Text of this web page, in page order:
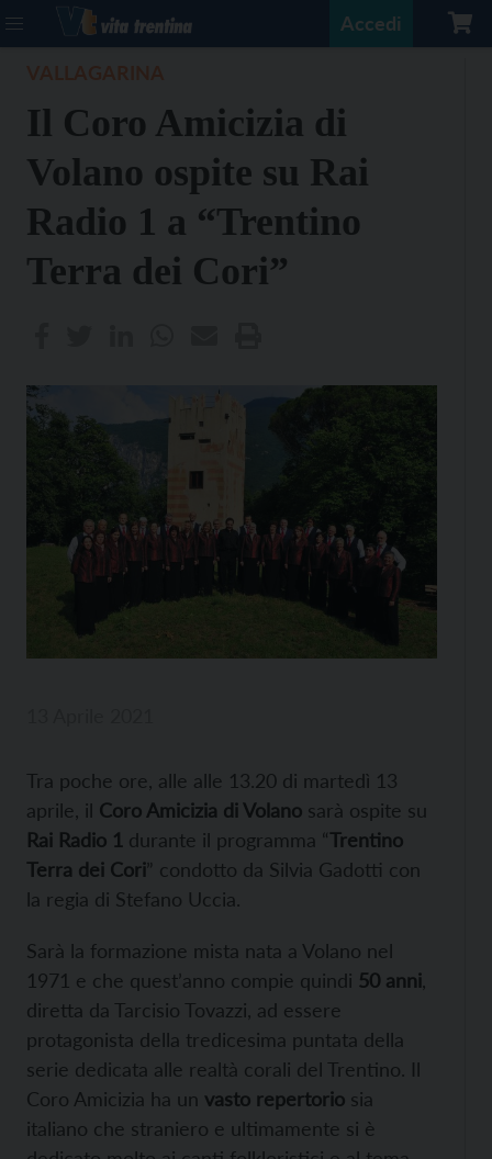
Accedi
Il Coro Amicizia di
Volano ospite su Rai
Radio 1 a “Trentino
Terra dei Cori”
Tra poche ore, alle alle 13.20 di martedì 13
aprile, il Coro Amicizia di Volano sarà ospite su
Rai Radio 1 durante il programma “Trentino
Terra dei Cori” condotto da Silvia Gadotti con
la regia di Stefano Uccia.
Sarà la formazione mista nata a Volano nel
1971 e che quest’anno compie quindi 50 anni
diretta da Tarcisio Tovazzi, ad essere
protagonista della tredicesima puntata della
serie dedicata alle realtà corali del Trentino. Il
Coro Amicizia ha un vasto repertorio sia
italiano che straniero e ultimamente si è